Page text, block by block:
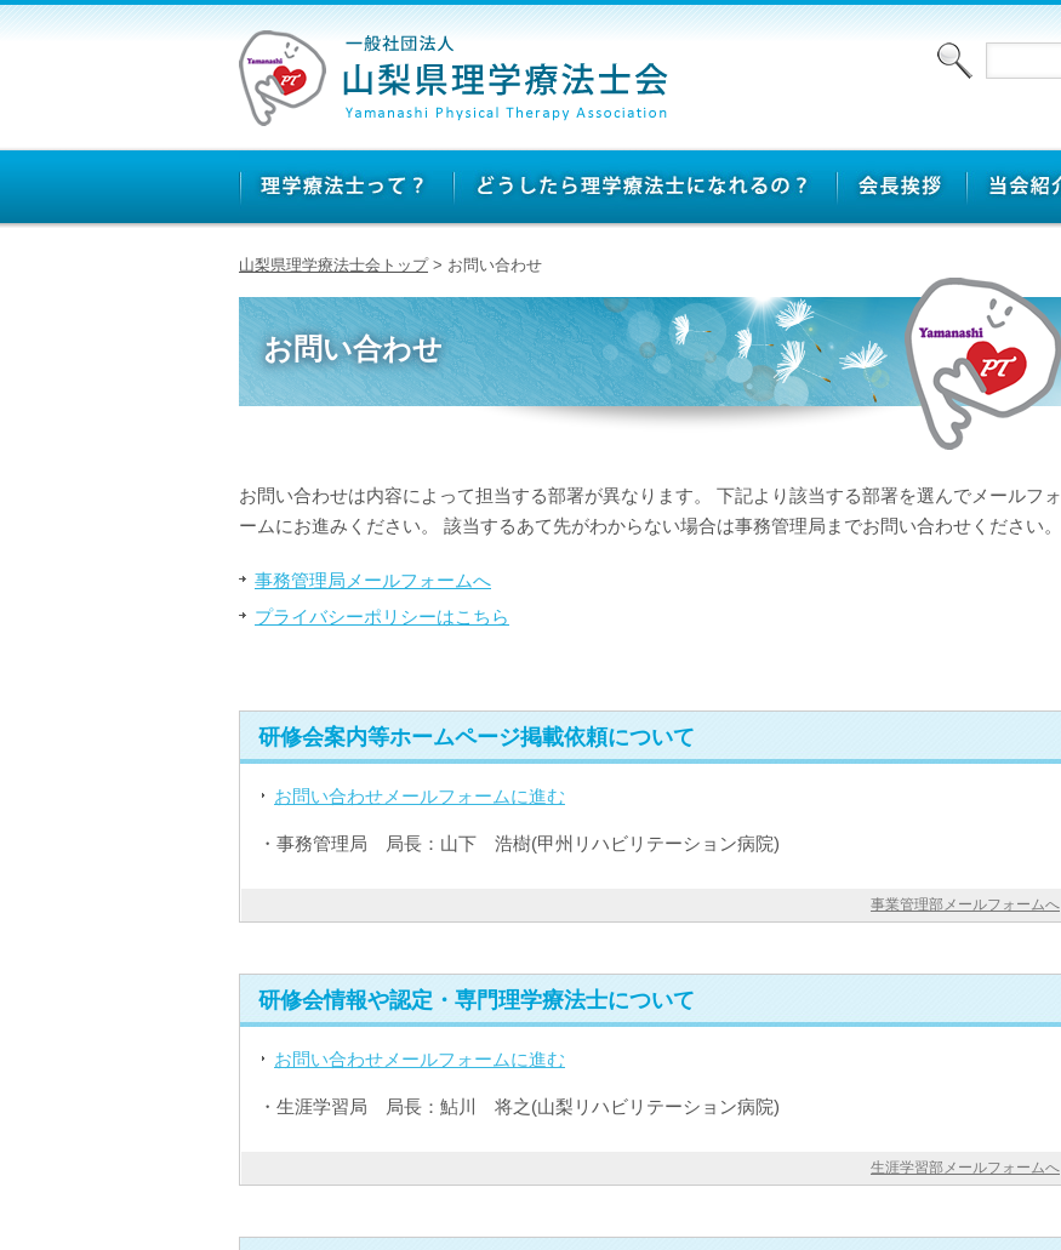
山梨県理学療法士会トップ> お問い合わせ
お問い合わせ
お問い合わせは内容によって担当する部署が異なります。 下記より該当する部署を選んでメールフォ
ームにお進みください。 該当するあて先がわからない場合は事務管理局までお問い合わせください。
事務管理局メールフォームへ
プライバシーポリシーはこちら
研修会案内等ホームページ掲載依頼について
お問い合わせメールフォームに進む
・事務管理局 局長：山下 浩樹(甲州リハビリテーション病院)
事業管理部メールフォームへ
研修会情報や認定・専門理学療法士について
お問い合わせメールフォームに進む
・生涯学習局 局長：鮎川 将之(山梨リハビリテーション病院)
生涯学習部メールフォームへ